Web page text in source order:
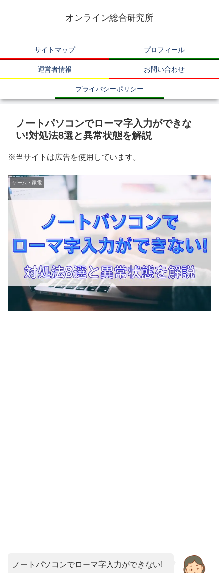
オンライン総合研究所
サイトマップ プロフィール
運営者情報 お問い合わせ
プライバシーポリシー
ノートパソコンでローマ字入力ができな
い!対処法8選と異常状態を解説
※当サイトは広告を使用しています。
ゲーム・家電
ノートパソコンでローマ字入力ができない!